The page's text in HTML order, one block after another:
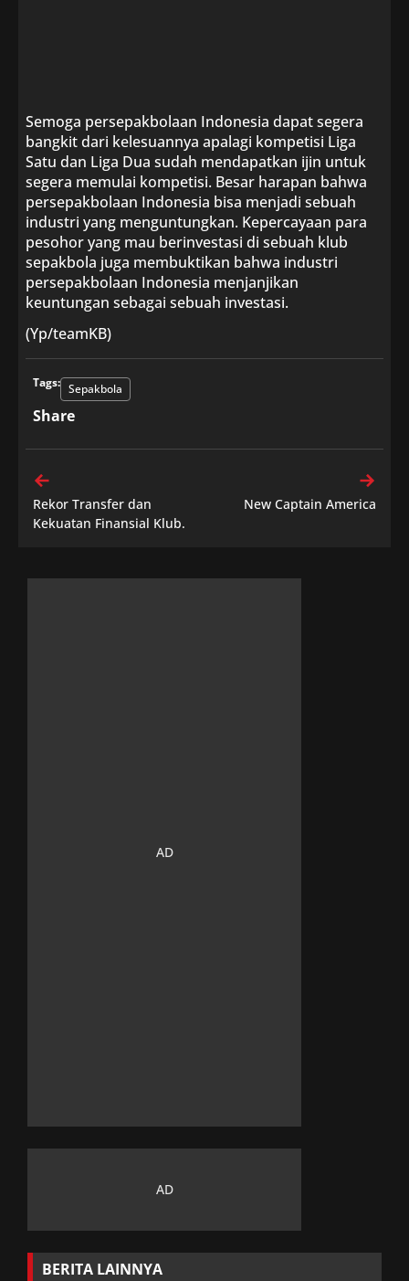
Semoga persepakbolaan Indonesia dapat segera
bangkit dari kelesuannya apalagi kompetisi Liga
Satu dan Liga Dua sudah mendapatkan ijin untuk
segera memulai kompetisi. Besar harapan bahwa
persepakbolaan Indonesia bisa menjadi sebuah
industri yang menguntungkan. Kepercayaan para
pesohor yang mau berinvestasi di sebuah klub
sepakbola juga membuktikan bahwa industri
persepakbolaan Indonesia menjanjikan
keuntungan sebagai sebuah investasi.
(Yp/teamKB)
Tags: Sepakbola
Share
Rekor Transfer dan
Kekuatan Finansial Klub.
New Captain America
BERITA LAINNYA